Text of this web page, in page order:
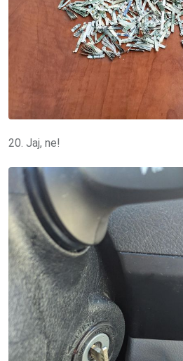
20. Jaj, ne!